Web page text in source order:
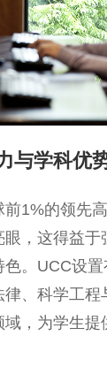
与学科优
1%的领先
眼，这得益于
色。UCC设置
律、科学工
，为学生提